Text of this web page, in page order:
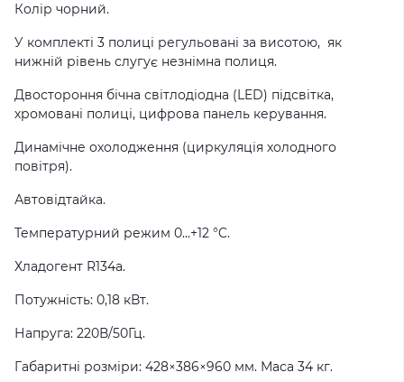
Колір чорний.
У комплекті 3 полиці регульовані за висотою, як
нижній рівень слугує незнімна полиця.
Двостороння бічна світлодіодна (LED) підсвітка,
хромовані полиці, цифрова панель керування.
Динамічне охолодження (циркуляція холодного
повітря).
Автовідтайка.
Температурний режим 0...+12 °C.
Хладогент R134a.
Потужність: 0,18 кВт.
Напруга: 220В/50Гц.
Габаритні розміри: 428×386×960 мм. Маса 34 кг.